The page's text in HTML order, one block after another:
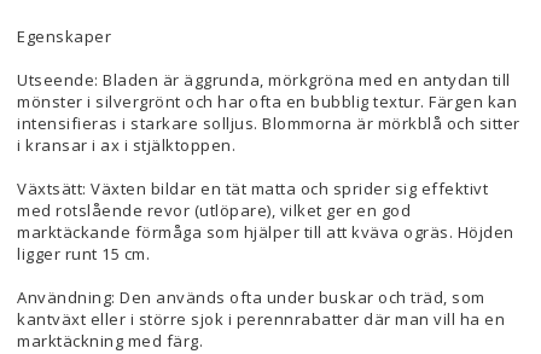
Egenskaper
Utseende: Bladen är äggrunda, mörkgröna med en antydan till
mönster i silvergrönt och har ofta en bubblig textur. Färgen kan
intensifieras i starkare solljus. Blommorna är mörkblå och sitter
i kransar i ax i stjälktoppen.
Växtsätt: Växten bildar en tät matta och sprider sig effektivt
med rotslående revor (utlöpare), vilket ger en god
marktäckande förmåga som hjälper till att kväva ogräs. Höjden
ligger runt 15 cm.
Användning: Den används ofta under buskar och träd, som
kantväxt eller i större sjok i perennrabatter där man vill ha en
marktäckning med färg.